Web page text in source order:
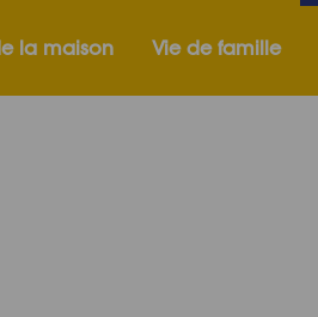
la maison Vie de famille